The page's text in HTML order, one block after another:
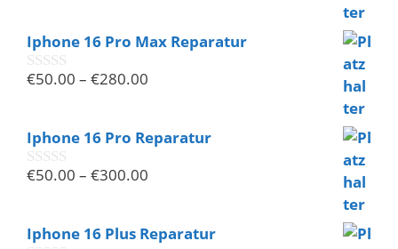
5
Iphone 16 Pro Max Reparatur
0
5
€50.00 – €280.00
Iphone 16 Pro Reparatur
0
5
€50.00 – €300.00
Iphone 16 Plus Reparatur